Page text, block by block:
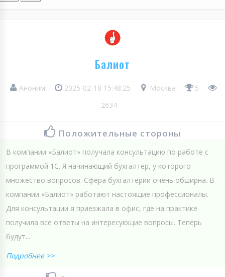
Балиот
Аноним 2025-02-18 15:48:25 Москва
5
2634
Положительные стороны
В компании «Балиот» получала консультацию по работе с
программой 1С. Я начинающий бухгалтер, у которого
множество вопросов. Сфера бухгалтерии очень обширна. В
компании «Балиот» работают настоящие профессионалы.
Для консультации я приезжала в офис, где на практике
получила все ответы на интересующие вопросы. Теперь
будут...
Подробнее >>